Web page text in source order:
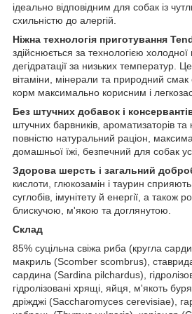
ідеально відповідним для собак із
схильністю до алергій.
Ніжна технологія приготування
здійснюється за технологією
дегідратації за низьких температур.
вітаміни, мінерали та природний смак
корм максимально корисним і
Без штучних добавок і
штучних барвників, ароматизаторів та
повністю натуральний раціон,
домашньої їжі, безпечний для собак
Здорова шерсть і загальний
кислоти, глюкозамін і таурин
суглобів, імунітету й енергії, а також
блискучою, м'якою та доглянутою.
Склад
85% суцільна свіжа риба (кругла
макриль (Scomber scombrus),
сардина (Sardina pilchardus),
гідролізовані хрящі, яйця, м'якоть
дріжджі (Saccharomyces cerevisiae),